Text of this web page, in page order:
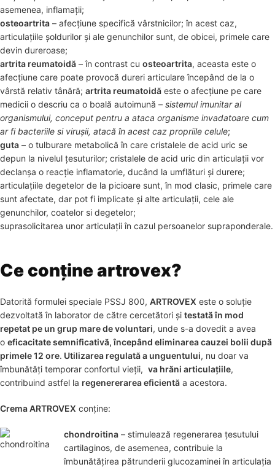
asemenea, inflamații;
osteoartrita – afecțiune specifică vârstnicilor; în acest caz,
articulațiile șoldurilor și ale genunchilor sunt, de obicei, primele care
devin dureroase;
artrita reumatoidă – în contrast cu osteoartrita, aceasta este o
afecțiune care poate provocă dureri articulare începând de la o
vârstă relativ tânără; artrita reumatoidă este o afecțiune pe care
medicii o descriu ca o boală autoimună – sistemul imunitar al
organismului, conceput pentru a ataca organisme invadatoare cum
ar fi bacteriile si virușii, atacă în acest caz propriile celule;
guta – o tulburare metabolică în care cristalele de acid uric se
depun la nivelul țesuturilor; cristalele de acid uric din articulații vor
declanșa o reacție inflamatorie, ducând la umflături și durere;
articulațiile degetelor de la picioare sunt, în mod clasic, primele care
sunt afectate, dar pot fi implicate și alte articulații, cele ale
genunchilor, coatelor si degetelor;
suprasolicitarea unor articulații în cazul persoanelor supraponderale.
Ce conține artrovex?
Datorită formulei speciale PSSJ 800, ARTROVEX este o soluţie
dezvoltată în laborator de către cercetători şi testată în mod
repetat pe un grup mare de voluntari, unde s-a dovedit a avea
o eficacitate semnificativă, începând eliminarea cauzei bolii după
primele 12 ore. Utilizarea regulată a unguentului, nu doar va
îmbunătăţi temporar confortul vieţii, va hrăni articulaţiile,
contribuind astfel la regenererarea eficientă a acestora.
Crema ARTROVEX conține:
chondroitina – stimulează regenerarea țesutului
cartilaginos, de asemenea, contribuie la
îmbunătățirea pătrunderii glucozaminei în articulația